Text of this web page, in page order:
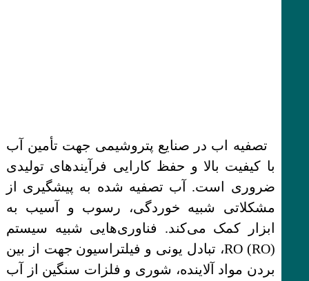
تصفیه اب در صنایع پتروشیمی جهت تأمین آب
با کیفیت بالا و حفظ کارایی فرآیندهای تولیدی
ضروری است. آب تصفیه شده به پیشگیری از
مشکلاتی شبیه خوردگی، رسوب و آسیب به
ابزار کمک می‌کند. فناوری‌هایی شبیه سیستم
RO (RO)، تبادل یونی و فیلتراسیون جهت از بین
بردن مواد آلاینده، شوری و فلزات سنگین از آب